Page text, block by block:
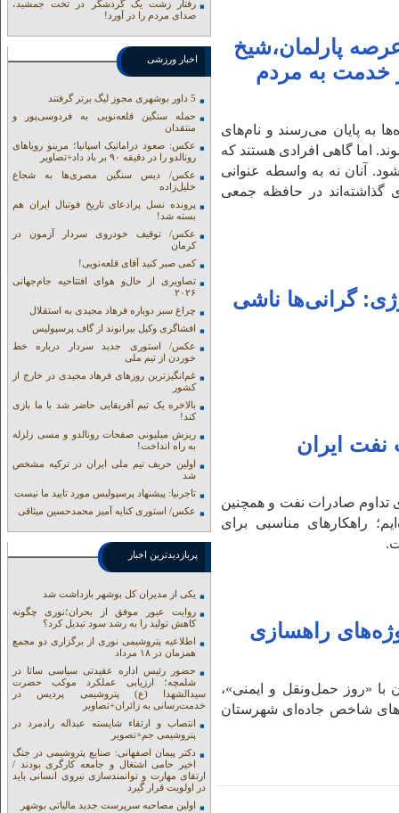
پارلمان،شیخ
خدمت به مردم
به پایان می‌رسند و نام‌های
اما گاهی افرادی هستند که
آنان نه به واسطه عنوانی
گذاشته‌اند در حافظه جمعی
گرانی‌ها ناشی
ایران
تداوم صادرات نفت و همچنین
راهکارهای مناسبی برای
راهسازی
«روز حمل‌ونقل و ایمنی»،
شاخص جاده‌ای شهرستان
رفتار زشت یک گردشگر در تخت جمشید،
صدای مردم را در آورد!
اخبار ورزشی
5 داور بوشهری مجوز لیگ برتر گرفتند
حمله سنگین قلعه‌نویی به فردوسی‌پور و
منتقدان
عکس: صعود دراماتیک اسپانیا؛ مرینو رویاهای
رونالدو را در دقیقه ۹۰ بر باد داد+تصاویر
عکس/ دیس سنگین مصری‌ها به شجاع
خلیل‌زاده
پرونده نسل پرادعای تاریخ فوتبال ایران هم
بسته شد!
عکس/ توقیف خودروی سردار آزمون در
کرمان
کمی صبر کنید آقای قلعه‌نویی!
تصاویری از حال‌و هوای افتتاحیه جام‌جهانی
۲۰۲۶
چراغ سبز دوباره فرهاد مجیدی به استقلال
افشاگری وکیل بیرانوند از گاف‌ پرسپولیس
عکس/ استوری جدید سردار درباره خط
خوردن از تیم ملی
غم‌انگیزترین روزهای فرهاد مجیدی در خارج از
کشور
بالاخره یک تیم آفریقایی حاضر شد با ما بازی
کند!
ریزش میلیونی صفحات رونالدو و مسی زلزله
به راه انداخت!
اولین حریف تیم ملی ایران در ترکیه مشخص
شد
تاجرنیا: پیشنهاد پرسپولیس مورد تایید ما نیست
عکس/ استوری کنایه آمیز محمدحسین میثاقی
پربازدیدترین اخبار
یکی از مدیران کل بوشهر بازداشت شد
روایت عبور موفق از بحران؛نوری چگونه
کاهش تولید را به رشد سود تبدیل کرد؟
اطلاعیه پتروشیمی نوری از برگزاری دو مجمع
همزمان در ۱۸ مرداد
حضور رئیس اداره عقیدتی سیاسی ساتا در
شلمچه؛ ارزیابی عملکرد موکب حضرت
سیدالشهدا (ع) پتروشیمی پردیس در
خدمت‌رسانی به زائران+تصاویر
انتصاب و ارتقاء شایسته عبداله رادمرد در
پتروشیمی جم+تصویر
دکتر پیمان اصفهانی: صنایع پتروشیمی در جنگ
اخیر حامی اشتغال و جامعه کارگری بودند /
ارتقای مهارت و توانمندسازی نیروی انسانی باید
در اولویت قرار گیرد
اولین مصاحبه سرپرست جدید مالیاتی بوشهر